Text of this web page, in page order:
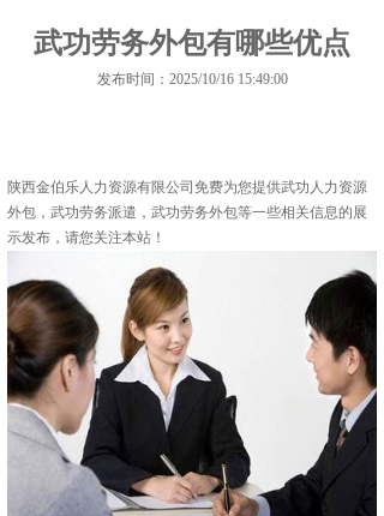
武功劳务外包有哪些优点
发布时间：2025/10/16 15:49:00
陕西金伯乐人力资源有限公司免费为您提供武功人力资源
外包 ，武功劳务派遣，武功劳务外包等一些相关信息的展
示发布，请您关注本站！